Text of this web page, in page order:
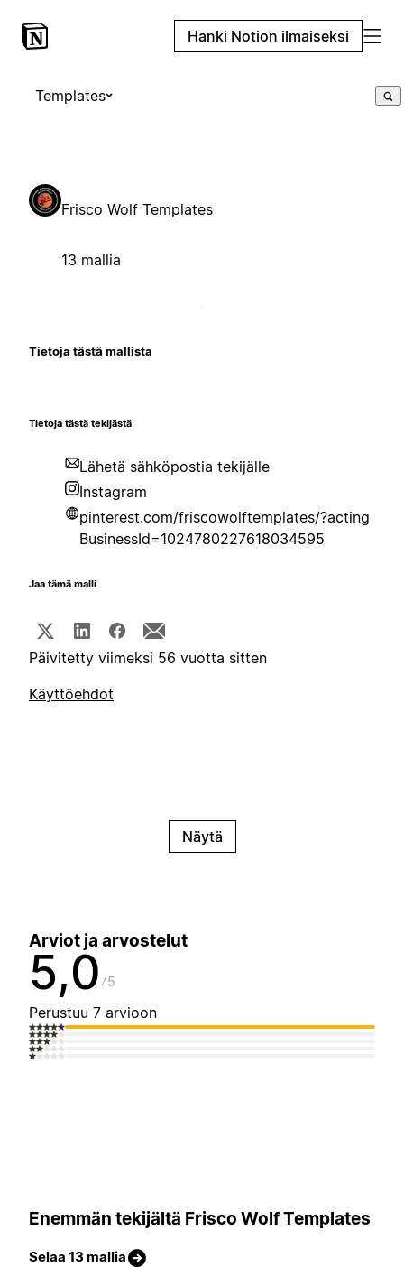
Hanki Notion ilmaiseksi
Templates
Frisco Wolf Templates
13 mallia
Tietoja tästä mallista
Tietoja tästä tekijästä
Lähetä sähköpostia tekijälle
Instagram
pinterest.com/friscowolftemplates/?acting
BusinessId=1024780227618034595
Jaa tämä malli
Päivitetty viimeksi 56 vuotta sitten
Käyttöehdot
Näytä
Arviot ja arvostelut
5,0 5
Perustuu 7 arvioon
Enemmän tekijältä Frisco Wolf Templates
Selaa 13 mallia